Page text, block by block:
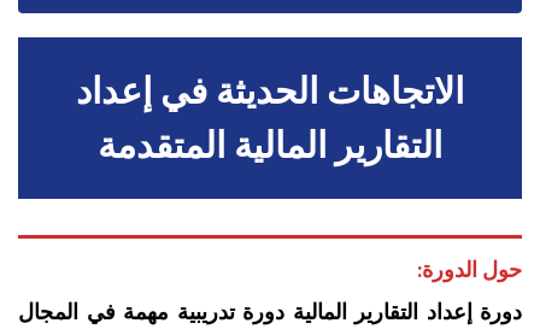
الاتجاهات الحديثة في إعداد
التقارير المالية المتقدمة
حول الدورة:
دورة إعداد التقارير المالية دورة تدريبية مهمة في المجال